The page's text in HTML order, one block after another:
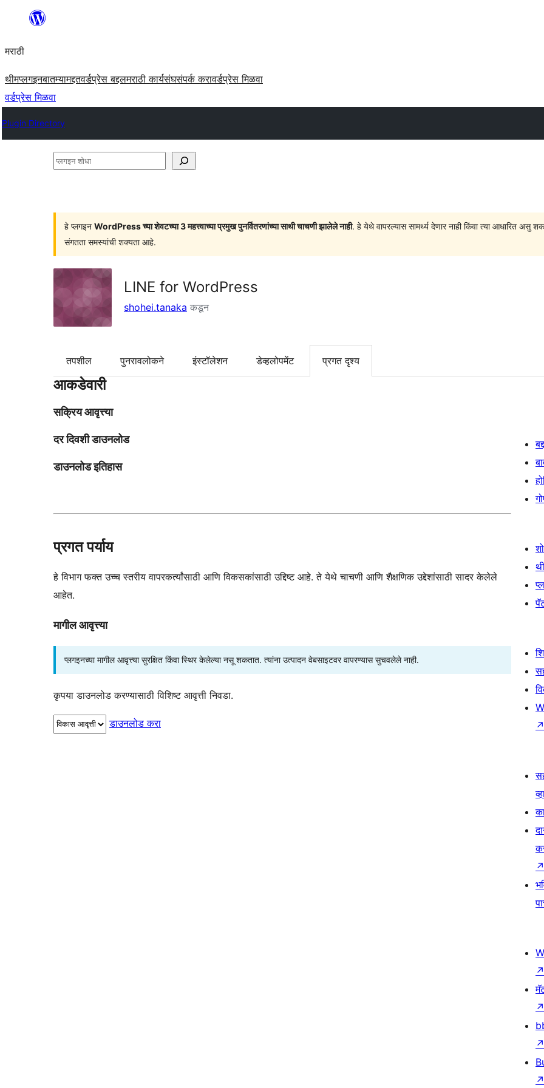
सामुग्रीवर
मराठी
थीमप्लगइनबातम्यामद्दतवर्डप्रेस बद्दलमराठी कार्यसंघसंपर्क करावर्डप्रेस मिळवा
वर्डप्रेस मिळवा
Plugin Directory
प्लगइन
हे प्लगइन WordPress च्या शेवटच्या 3 महत्त्वाच्या प्रमुख पुनर्वितरणांच्या साथी चाचणी झालेले नाही. हे येथे वापरल्यास सामर्थ्य देणार नाही किंवा त्या आधारित
संगतता समस्यांची शक्यता आहे.
LINE for WordPress
shohei.tanaka कडून
तपशील पुनरावलोकने इंस्टॉलेशन डेव्हलोपमेंट प्रगत दृश्य
आकडेवारी
सक्रिय आवृत्त्या
दर दिवशी डाउनलोड
डाउनलोड इतिहास
प्रगत पर्याय
हे विभाग फक्त उच्च स्तरीय वापरकर्त्यांसाठी आणि विकसकांसाठी उद्दिष्ट आहे. ते येथे चाचणी आणि शैक्षणिक उद्देशांसाठी सादर केलेले
आहेत.
मागील आवृत्त्या
प्लगइनच्या मागील आवृत्त्या सुरक्षित किंवा स्थिर केलेल्या नसू शकतात. त्यांना उत्पादन वेबसाइटवर वापरण्यास सुचवलेले नाही.
कृपया डाउनलोड करण्यासाठी विशिष्ट आवृत्ती निवडा.
डाउनलोड करा
↗
↗
↗
↗
↗
↗